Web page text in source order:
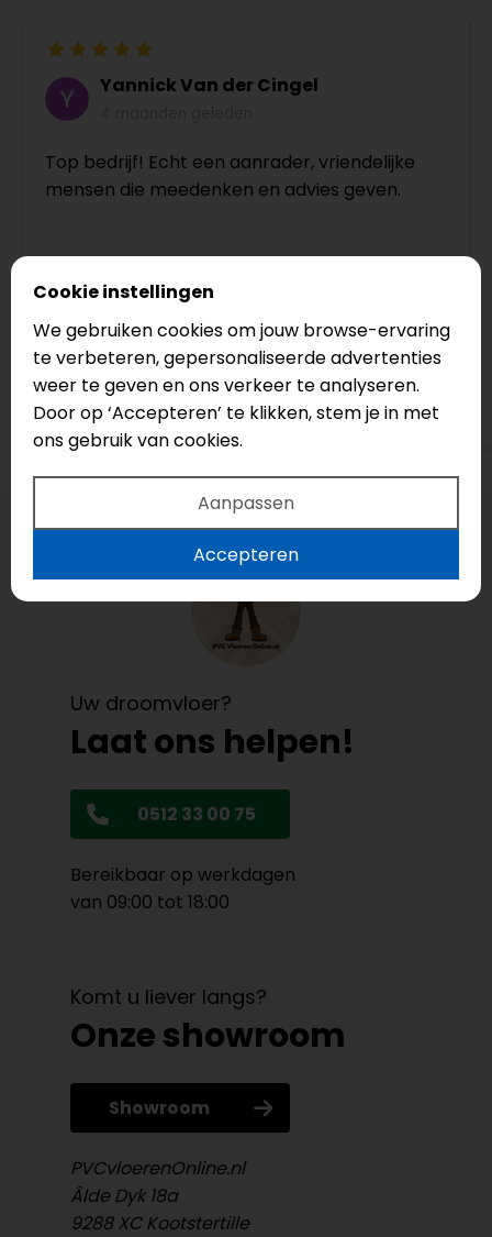
Yannick Van der Cingel
Top bedrijf! Echt een aanrader, vriendelijke
mensen die meedenken en advies geven.
Bekijk op Google
Cookie instellingen
We gebruiken cookies om jouw browse-ervaring
te verbeteren, gepersonaliseerde advertenties
weer te geven en ons verkeer te analyseren.
Door op ‘Accepteren’ te klikken, stem je in met
ons gebruik van cookies.
Aanpassen
Accepteren
Uw droomvloer?
Laat ons helpen!
0512 33 00 75
Bereikbaar op werkdagen
van 09:00 tot 18:00
Komt u liever langs?
Onze showroom
Showroom
PVCvloerenOnline.nl
Âlde Dyk 18a
9288 XC Kootstertille